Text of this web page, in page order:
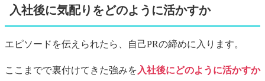
入社後に気配りをどのように活かすか
エピソードを伝えられたら、自己PRの締めに入ります。
ここまでで裏付けてきた強みを 入社後にどのように活かすか